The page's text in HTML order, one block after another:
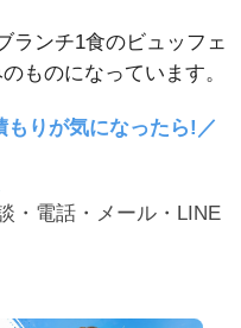
ランチ1食のビュッフェ
ものになっています。
もりが気になったら!／
・電話・メール・LINE